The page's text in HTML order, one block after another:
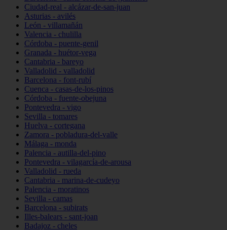
Ciudad-real - alcázar-de-san-juan
Asturias - avilés
León - villamañán
Valencia - chulilla
Córdoba - puente-genil
Granada - huétor-vega
Cantabria - bareyo
Valladolid - valladolid
Barcelona - font-rubí
Cuenca - casas-de-los-pinos
Córdoba - fuente-obejuna
Pontevedra - vigo
Sevilla - tomares
Huelva - cortegana
Zamora - pobladura-del-valle
Málaga - monda
Palencia - autilla-del-pino
Pontevedra - vilagarcía-de-arousa
Valladolid - rueda
Cantabria - marina-de-cudeyo
Palencia - moratinos
Sevilla - camas
Barcelona - subirats
Illes-balears - sant-joan
Badajoz - cheles